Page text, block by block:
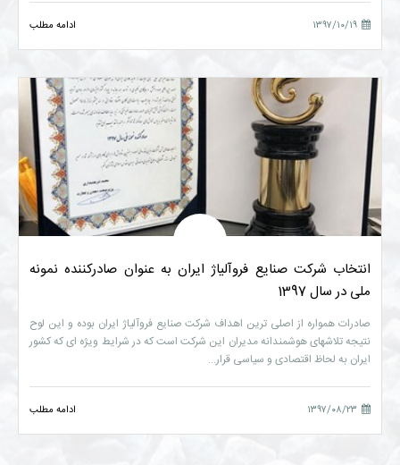
۱۳۹۷/۱۰/۱۹ ادامه مطلب
انتخاب شرکت صنایع فروآلیاژ ایران به عنوان صادرکننده نمونه
ملی در سال 1397
صادرات همواره از اصلی ترین اهداف شرکت صنایع فروآلیاژ ایران بوده و این لوح
نتیجه تلاشهای هوشمندانه مدیران این شرکت است که در شرایط ویژه ای که کشور
ایران به لحاظ اقتصادی و سیاسی قرار...
۱۳۹۷/۰۸/۲۳ ادامه مطلب